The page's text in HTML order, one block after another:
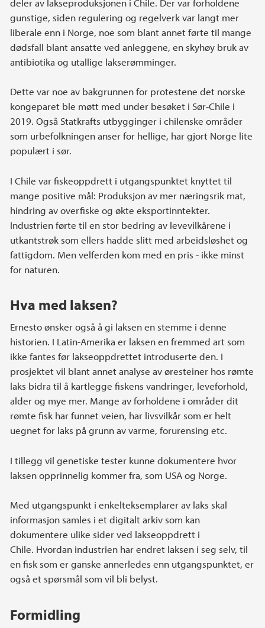
deler av lakseproduksjonen i Chile. Der var forholdene
gunstige, siden regulering og regelverk var langt mer
liberale enn i Norge, noe som blant annet førte til mange
dødsfall blant ansatte ved anleggene, en skyhøy bruk av
antibiotika og utallige lakserømminger.
Dette var noe av bakgrunnen for protestene det norske
kongeparet ble møtt med under besøket i Sør-Chile i
2019. Også Statkrafts utbygginger i chilenske områder
som urbefolkningen anser for hellige, har gjort Norge lite
populært i sør.
I Chile var fiskeoppdrett i utgangspunktet knyttet til
mange positive mål: Produksjon av mer næringsrik mat,
hindring av overfiske og økte eksportinntekter.
Industrien førte til en stor bedring av levevilkårene i
utkantstrøk som ellers hadde slitt med arbeidsløshet og
fattigdom. Men velferden kom med en pris - ikke minst
for naturen.
Hva med laksen?
Ernesto ønsker også å gi laksen en stemme i denne
historien. I Latin-Amerika er laksen en fremmed art som
ikke fantes før lakseoppdrettet introduserte den. I
prosjektet vil blant annet analyse av øresteiner hos rømte
laks bidra til å kartlegge fiskens vandringer, leveforhold,
alder og mye mer. Mange av forholdene i områder dit
rømte fisk har funnet veien, har livsvilkår som er helt
uegnet for laks på grunn av varme, forurensing etc.
I tillegg vil genetiske tester kunne dokumentere hvor
laksen opprinnelig kommer fra, som USA og Norge.
Med utgangspunkt i enkelteksemplarer av laks skal
informasjon samles i et digitalt arkiv som kan
dokumentere ulike sider ved lakseoppdrett i
Chile. Hvordan industrien har endret laksen i seg selv, til
en fisk som er ganske annerledes enn utgangspunktet, er
også et spørsmål som vil bli belyst.
Formidling